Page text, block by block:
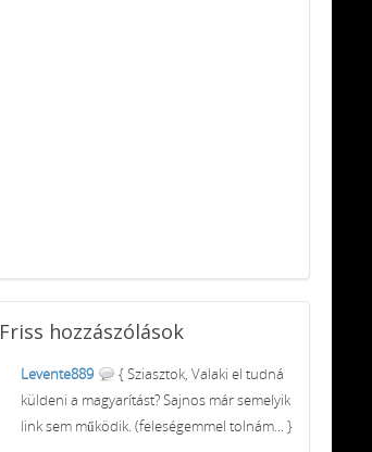
Friss hozzászólások
Levente889
{ Sziasztok, Valaki el tudná
küldeni a magyarítást? Sajnos már semelyik
link sem működik. (feleségemmel tolnám... }